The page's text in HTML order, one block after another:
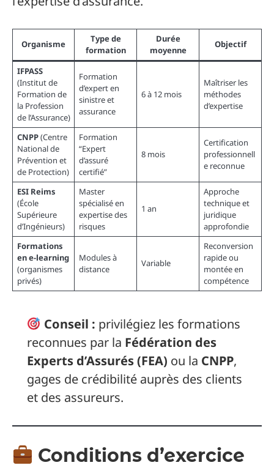
Organisme
Type de
formation
Durée
moyenne
Objectif
IFPASS
(Institut de
Formation de
la Profession
de l’Assurance)
Formation
d’expert en
sinistre et
assurance
6 à 12 mois
Maîtriser les
méthodes
d’expertise
CNPP(Centre
National de
Prévention et
de Protection)
Formation
“Expert
d’assuré
certifié”
8 mois
Certification
professionnell
e reconnue
ESI Reims
(École
Supérieure
d’Ingénieurs)
Master
spécialisé en
expertise des
risques
1 an
Approche
technique et
juridique
approfondie
Formations
en e-learning
(organismes
privés)
Modules à
distance
Variable
Reconversion
rapide ou
montée en
compétence
Conseil : privilégiez les formations
reconnues par la Fédération des
Experts d’Assurés (FEA) ou la CNPP,
gages de crédibilité auprès des clients
et des assureurs.
Conditions d’exercice